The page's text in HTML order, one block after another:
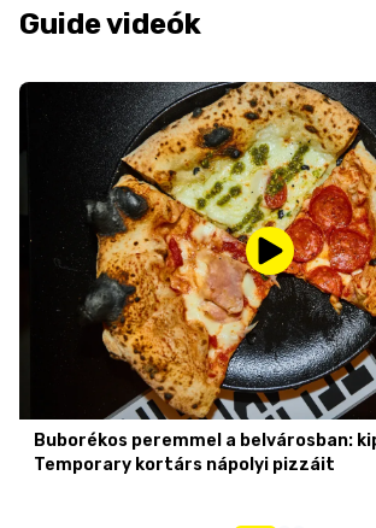
Guide videók
Buborékos peremmel a belvárosban:
Temporary kortárs nápolyi pizzáit